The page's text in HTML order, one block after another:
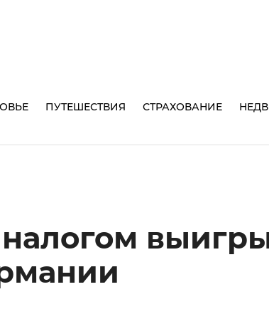
ПУТЕШЕСТВИЯ СТРАХОВАНИЕ
налогом